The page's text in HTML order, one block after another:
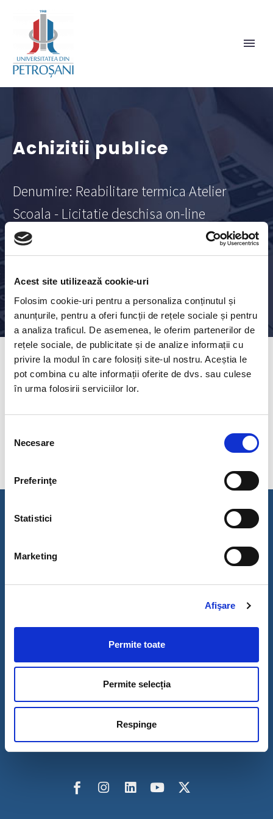
Acest site utilizează cookie-uri
Folosim cookie-uri pentru a personaliza conținutul și
anunțurile, pentru a oferi funcții de rețele sociale și pentru
a analiza traficul. De asemenea, le oferim partenerilor de
rețele sociale, de publicitate și de analize informații cu
privire la modul în care folosiți site-ul nostru. Aceștia le
pot combina cu alte informații oferite de dvs. sau culese
în urma folosirii serviciilor lor.
consimțământului
Necesare
Preferinţe
Statistici
Marketing
Afişare
Permite toate
Permite selecția
Respinge
Achizitii publice
Denumire: Reabilitare termica Atelier
Scoala - Licitatie deschisa on-line
Data publicarii: 16.01.2025
Descriere: Reabilitare termica Atelier Scoala cod SMIS
318899 – licitatie deschisa
Universitatea din Petroșani este membru al Alianței